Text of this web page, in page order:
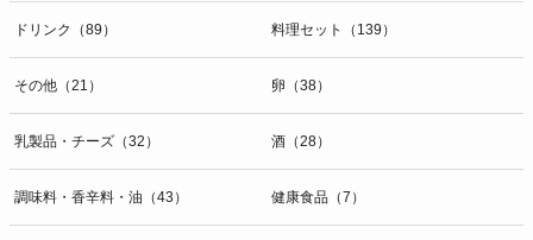
ドリンク（89） 料理セット（139）
その他（21） 卵（38）
乳製品・チーズ（32） 酒（28）
調味料・香辛料・油（43） 健康食品（7）